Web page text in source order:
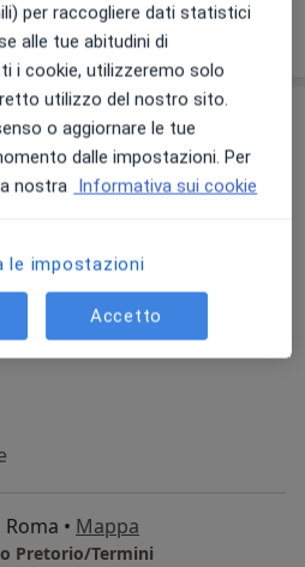
prenotazioni online
Drudi
• Mappa
Pretorio/Termini
per raccogliere dati statistici
alle tue abitudini di
i cookie, utilizzeremo solo
utilizzo del nostro sito.
o aggiornare le tue
dalle impostazioni. Per
nostra Informativa sui cookie
le impostazioni
Accetto